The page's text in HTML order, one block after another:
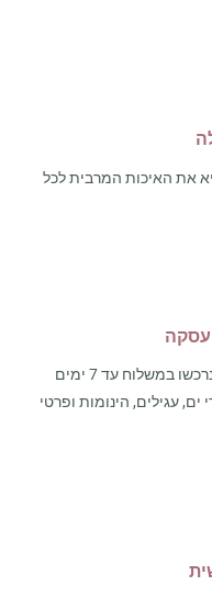
את האיכות המרבית לכל
עסקה
אנו מקבלים החזרות עבור מוצרים שנרכשו במשלוח עד 7 ימים
עגילים, הינומות ופרטי